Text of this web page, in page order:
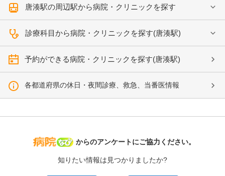
唐湊駅の周辺駅から病院・クリニックを探す
診療科目から病院・クリニックを探す(唐湊駅)
予約ができる病院・クリニックを探す(唐湊駅)
各都道府県の休日・夜間診療、救急、当番医情報
病院なび
からのアンケートにご協力ください。
知りたい情報は見つかりましたか?